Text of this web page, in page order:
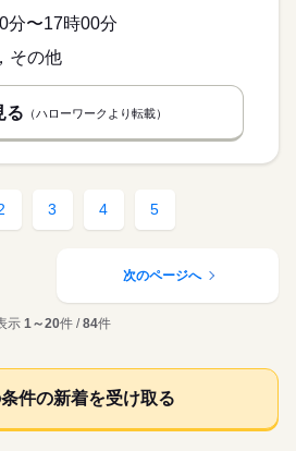
分〜17時00分
その他
る （ハローワークより転載）
3 4 5
次のページへ
示 1～20件 /84件
件の新着を受け取る